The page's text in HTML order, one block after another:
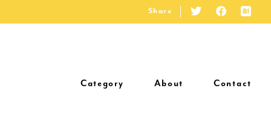
Share
Category About Contact